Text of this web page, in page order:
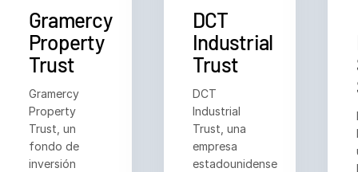
Gramercy
Property
Trust
Gramercy
Property
Trust, un
fondo de
inversión
DCT
Industrial
Trust
DCT
Industrial
Trust, una
empresa
estadounidense